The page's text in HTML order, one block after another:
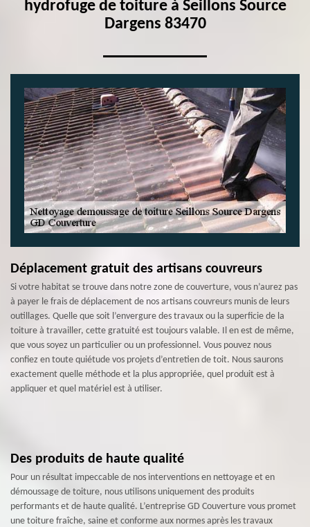
hydrofuge de toiture à Seillons Source
Dargens 83470
Déplacement gratuit des artisans couvreurs
Si votre habitat se trouve dans notre zone de couverture, vous n’aurez pas
à payer le frais de déplacement de nos artisans couvreurs munis de leurs
outillages. Quelle que soit l’envergure des travaux ou la superficie de la
toiture à travailler, cette gratuité est toujours valable. Il en est de même,
que vous soyez un particulier ou un professionnel. Vous pouvez nous
confiez en toute quiétude vos projets d’entretien de toit. Nous saurons
exactement quelle méthode et la plus appropriée, quel produit est à
appliquer et quel matériel est à utiliser.
Des produits de haute qualité
Pour un résultat impeccable de nos interventions en nettoyage et en
démoussage de toiture, nous utilisons uniquement des produits
performants et de haute qualité. L’entreprise GD Couverture vous promet
une toiture fraîche, saine et conforme aux normes après les travaux